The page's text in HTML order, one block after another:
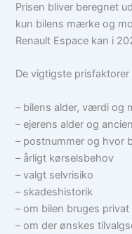
Prisen bliver beregnet
kun bilens mærke og
Renault Espace kan i
De vigtigste prisfaktorer
– bilens alder, værdi og
– ejerens alder og
– postnummer og hvor
– årligt kørselsbehov
– valgt selvrisiko
– skadeshistorik
– om bilen bruges
– om der ønskes